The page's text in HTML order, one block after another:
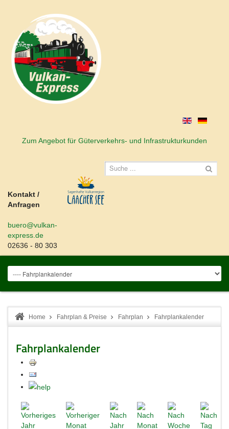
Zum Angebot für Güterverkehrs- und Infrastrukturkunden
Kontakt /
Anfragen
buero@vulkan-
express.de
02636 - 80 303
Home Fahrplan & Preise Fahrplan Fahrplankalender
Fahrplankalender